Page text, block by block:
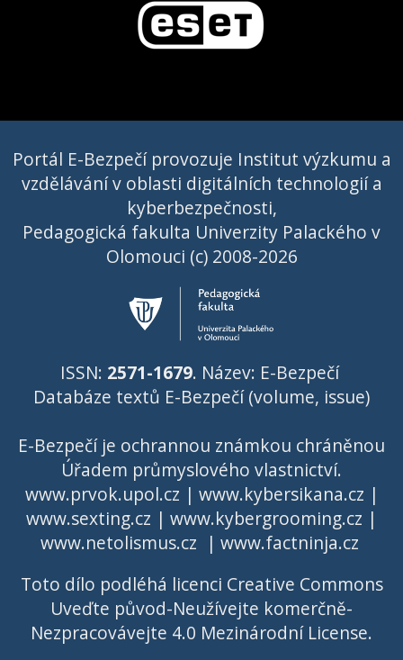
Portál E-Bezpečí provozuje Institut výzkumu a
vzdělávání v oblasti digitálních technologií a
kyberbezpečnosti,
Pedagogická fakulta Univerzity Palackého v
Olomouci (c) 2008-2026
ISSN: 2571-1679. Název: E-Bezpečí
Databáze textů E-Bezpečí (volume, issue)
E-Bezpečí je ochrannou známkou chráněnou
Úřadem průmyslového vlastnictví.
www.prvok.upol.cz | www.kybersikana.cz |
www.sexting.cz | www.kybergrooming.cz |
www.netolismus.cz | www.factninja.cz
Toto dílo podléhá licenci Creative Commons
Uveďte původ-Neužívejte komerčně-
Nezpracovávejte 4.0 Mezinárodní License.